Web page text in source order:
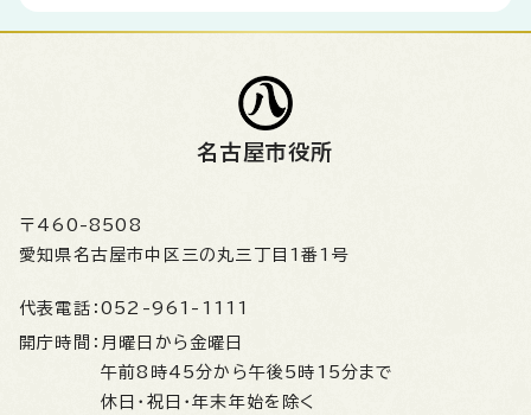
名古屋市役所
〒460-8508
愛知県名古屋市中区三の丸三丁目1番1号
代表電話： 052-961-1111
開庁時間： 月曜日から金曜日
午前8時45分から午後5時15分まで
休日・祝日・年末年始を除く